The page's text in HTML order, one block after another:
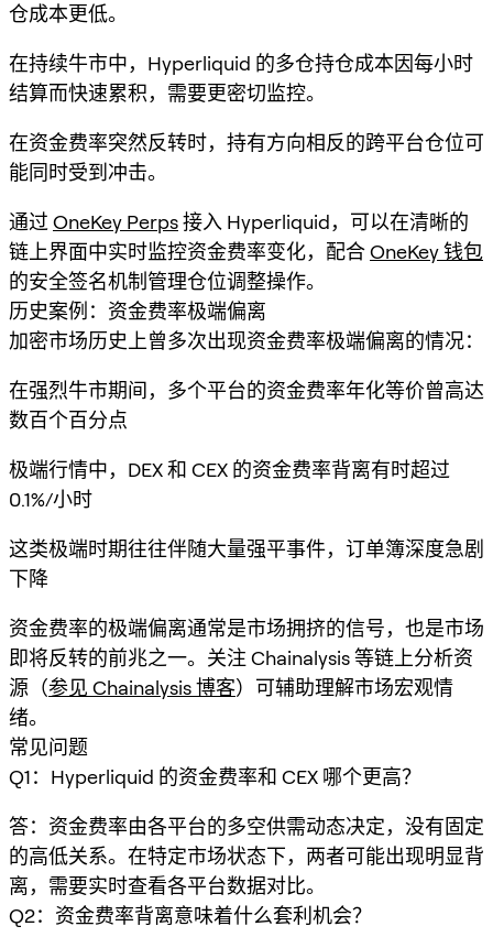
仓成本更低。
在持续牛市中，Hyperliquid 的多仓持仓成本因每小时
结算而快速累积，需要更密切监控。
在资金费率突然反转时，持有方向相反的跨平台仓位可
能同时受到冲击。
通过 OneKey Perps接入 Hyperliquid，可以在清晰的
链上界面中实时监控资金费率变化，配合OneKey 钱包
的安全签名机制管理仓位调整操作。
历史案例：资金费率极端偏离
加密市场历史上曾多次出现资金费率极端偏离的情况：
在强烈牛市期间，多个平台的资金费率年化等价曾高达
数百个百分点
极端行情中，DEX 和 CEX 的资金费率背离有时超过
0.1%/小时
这类极端时期往往伴随大量强平事件，订单簿深度急剧
下降
资金费率的极端偏离通常是市场拥挤的信号，也是市场
即将反转的前兆之一。关注 Chainalysis 等链上分析资
源（参见 Chainalysis 博客）可辅助理解市场宏观情
绪。
常见问题
Q1：Hyperliquid 的资金费率和 CEX 哪个更高？
答：资金费率由各平台的多空供需动态决定，没有固定
的高低关系。在特定市场状态下，两者可能出现明显背
离，需要实时查看各平台数据对比。
Q2：资金费率背离意味着什么套利机会？